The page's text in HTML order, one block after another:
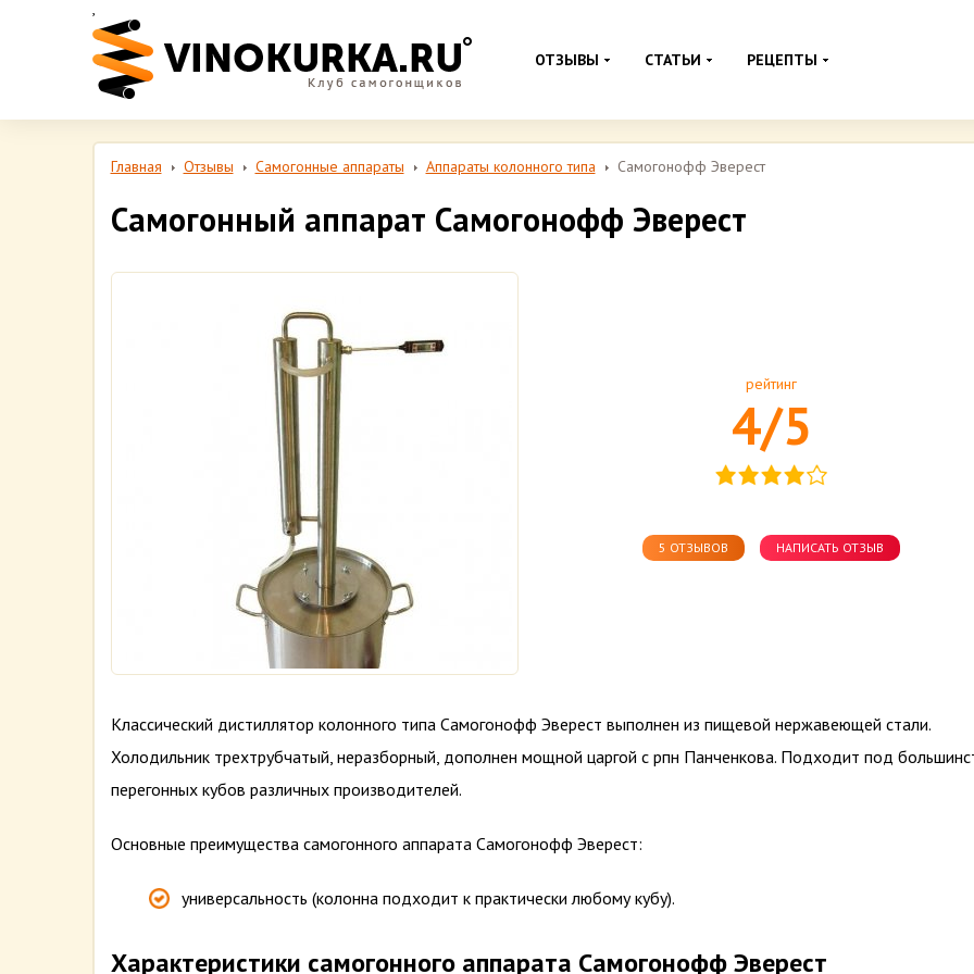
,
ОТЗЫВЫ СТАТЬИ РЕЦЕПТЫ
Главная Отзывы Самогонные аппараты Аппараты колонного типа Самогонофф Эверест
Самогонный аппарат Самогонофф Эверест
рейтинг
4/5
5 ОТЗЫВОВ НАПИСАТЬ ОТЗЫВ
Классический дистиллятор колонного типа Самогонофф Эверест выполнен из пищевой нержавеющей стали.
Холодильник трехтрубчатый, неразборный, дополнен мощной царгой с рпн Панченкова. Подходит под
перегонных кубов различных производителей.
Основные преимущества самогонного аппарата Самогонофф Эверест:
универсальность (колонна подходит к практически любому кубу).
Характеристики самогонного аппарата Самогонофф Эверест